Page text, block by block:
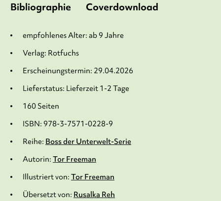
Bibliographie Coverdownload
Verlag: Rotfuchs
Übersetzt von: Rusalka Reh
Erscheinungstermin: 29.04.2026
Lieferstatus: Lieferzeit 1-2 Tage
ISBN: 978-3-7571-0228-9
160 Seiten
Reihe: Boss der Unterwelt-Serie
Autorin: Tor Freeman
Illustriert von: Tor Freeman
empfohlenes Alter: ab 9 Jahre